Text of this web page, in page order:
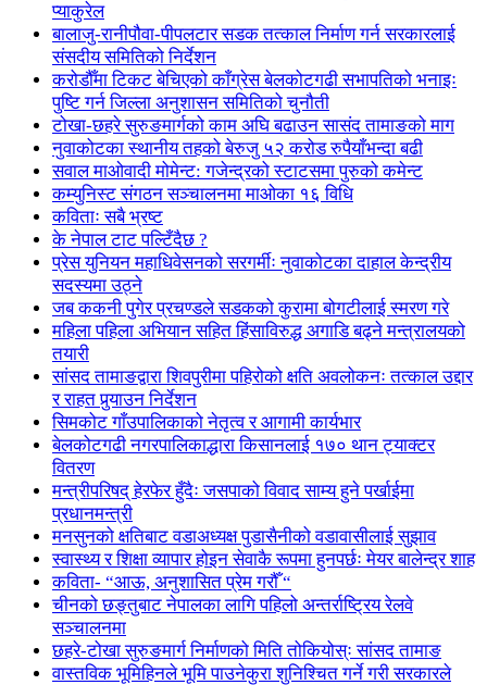
प्याकुरेल
बालाजु-रानीपौवा-पीपलटार सडक तत्काल निर्माण गर्न सरकारलाई
संसदीय समितिको निर्देशन
करोडौँमा टिकट बेचिएको काँग्रेस बेलकोटगढी सभापतिको भनाइः
पुष्टि गर्न जिल्ला अनुशासन समितिको चुनौती
टोखा-छहरे सुरुङमार्गको काम अघि बढाउन सासंद तामाङको माग
नुवाकोटका स्थानीय तहको बेरुजु ५२ करोड रुपैयाँभन्दा बढी
सवाल माओवादी मोमेन्ट: गजेन्द्रको स्टाटसमा पुरुको कमेन्ट
कम्युनिस्ट संगठन सञ्चालनमा माओका १६ विधि
कविताः सबै भ्रष्ट
के नेपाल टाट पल्टिँदैछ ?
प्रेस युनियन महाधिवेसनको सरगर्मीः नुवाकोटका दाहाल केन्द्रीय
सदस्यमा उठ्ने
जब ककनी पुगेर प्रचण्डले सडकको कुरामा बोगटीलाई स्मरण गरे
महिला पहिला अभियान सहित हिंसाविरुद्ध अगाडि बढ्ने मन्त्रालयको
तयारी
सांसद तामाङद्वारा शिवपुरीमा पहिरोको क्षति अवलोकनः तत्काल उद्दार
र राहत पुर्‍याउन निर्देशन
सिमकोट गाँउपालिकाको नेतृत्व र आगामी कार्यभार
बेलकोटगढी नगरपालिकाद्धारा किसानलाई १७० थान ट्याक्टर
वितरण
मन्त्रीपरिषद् हेरफेर हुँदैः जसपाको विवाद साम्य हुने पर्खाईमा
प्रधानमन्त्री
मनसुनको क्षतिबाट वडाअध्यक्ष पुडासैनीको वडावासीलाई सुझाव
स्वास्थ्य र शिक्षा व्यापार होइन सेवाकै रूपमा हुनपर्छः मेयर बालेन्द्र शाह
कविता- “आऊ, अनुशासित प्रेम गरौँ “
चीनको छङ्तुबाट नेपालका लागि पहिलो अन्तर्राष्ट्रिय रेलवे
सञ्चालनमा
छहरे-टोखा सुरुङमार्ग निर्माणको मिति तोकियोस्ः सांसद तामाङ
वास्तविक भूमिहिनले भूमि पाउनेकुरा शुनिश्चित गर्ने गरी सरकारले